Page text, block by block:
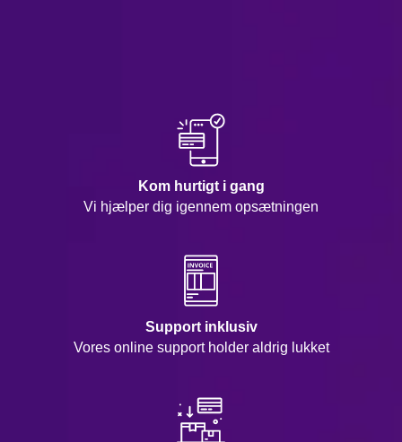
Kom hurtigt i gang
Vi hjælper dig igennem opsætningen
Support inklusiv
Vores online support holder aldrig lukket